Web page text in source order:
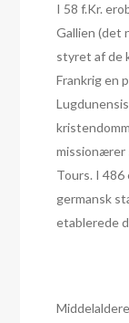
I 58 f.Kr.
Gallien (det
styret af de
Frankrig en
missionærer
Tours. I 486
germansk
etablerede